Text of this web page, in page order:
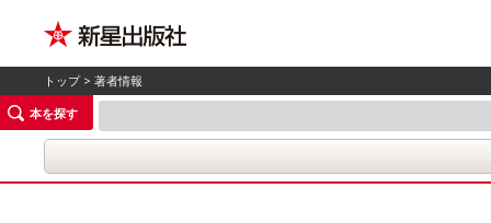
トップ> 著者情報
本を探す